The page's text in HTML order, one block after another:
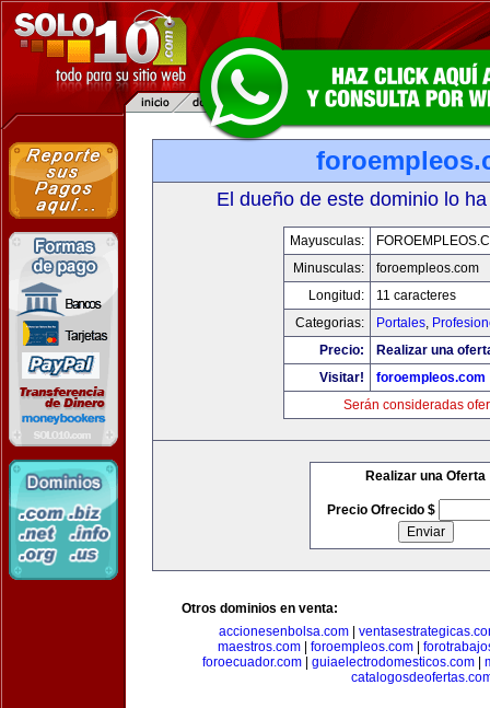
El dueño de este dominio lo
Mayusculas:
Minusculas:
foroempleos.com
Longitud:
11 caracteres
Categorias:
Portales,
Precio:
Realizar una
Visitar!
foroempleos.com
Serán consideradas
Realizar una Oferta
Precio Ofrecido $
Otros dominios en venta:
accionesenbolsa.com|
maestros.com| foroempleos.com|
foroecuador.com| guiaelectrodomesticos.com|